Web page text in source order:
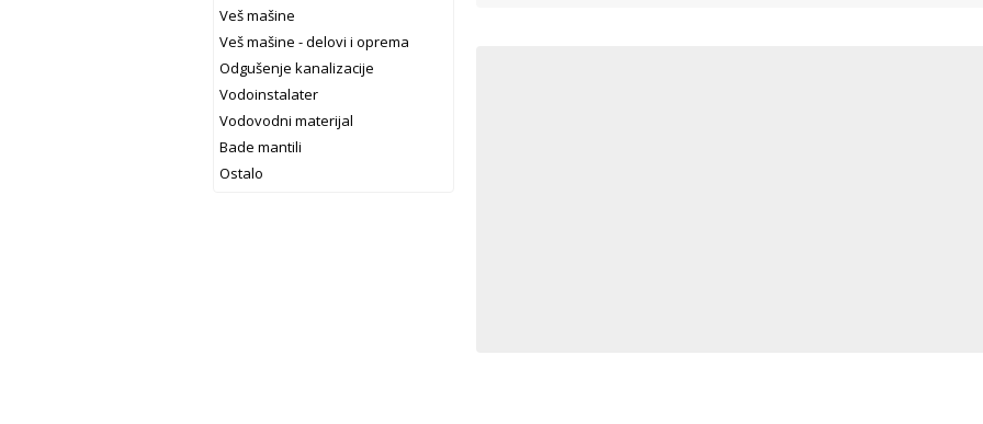
Veš mašine
Veš mašine - delovi i oprema
Odgušenje kanalizacije
Vodoinstalater
Vodovodni materijal
Bade mantili
Ostalo